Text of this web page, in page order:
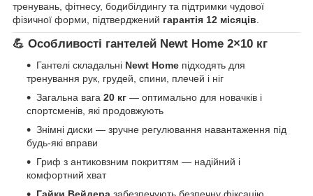
тренувань, фітнесу, бодибілдингу та підтримки чудової
фізичної форми, підтверджений гарантія 12 місяців.
💪 Особливості гантелей Newt Home 2×10 кг
Гантелі складальні Newt Home підходять для
тренування рук, грудей, спини, плечей і ніг
Загальна вага 20 кг — оптимально для новачків і
спортсменів, які продовжують
Знімні диски — зручне регулювання навантаження під
будь-які вправи
Гриф з антиковзним покриттям — надійний і
комфортний хват